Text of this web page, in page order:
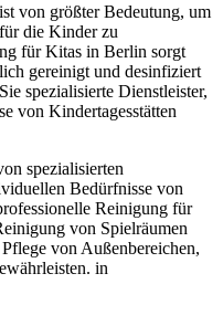
von größter Bedeutung, um
die Kinder zu
für Kitas in Berlin sorgt
gereinigt und desinfiziert
spezialisierte Dienstleister,
von Kindertagesstätten
spezialisierten
Bedürfnisse von
Reinigung für
von Spielräumen
von Außenbereichen,
in